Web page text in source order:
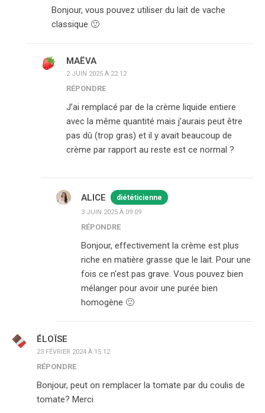
Bonjour, vous pouvez utiliser du lait de vache
classique 🙂
MAËVA
2 JUIN 2025 À 22:12
RÉPONDRE
J’ai remplacé par de la crème liquide entiere
avec la même quantité mais j’aurais peut être
pas dû (trop gras) et il y avait beaucoup de
crème par rapport au reste est ce normal ?
ALICE diététicienne
3 JUIN 2025 À 09:09
RÉPONDRE
Bonjour, effectivement la crème est plus
riche en matière grasse que le lait. Pour une
fois ce n'est pas grave. Vous pouvez bien
mélanger pour avoir une purée bien
homogène 🙂
ÉLOÏSE
23 FÉVRIER 2024 À 15:12
RÉPONDRE
Bonjour, peut on remplacer la tomate par du coulis de
tomate? Merci